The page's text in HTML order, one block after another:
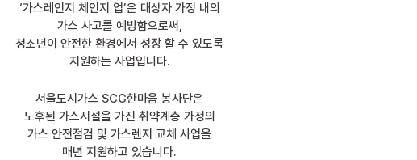
‘가스레인지 체인지 업’은 대상자 가정 내의
가스 사고를 예방함으로써,
청소년이 안전한 환경에서 성장 할 수 있도록
지원하는 사업입니다.
서울도시가스 SCG한마음 봉사단은
노후된 가스시설을 가진 취약계층 가정의
가스 안전점검 및 가스렌지 교체 사업을
매년 지원하고 있습니다.